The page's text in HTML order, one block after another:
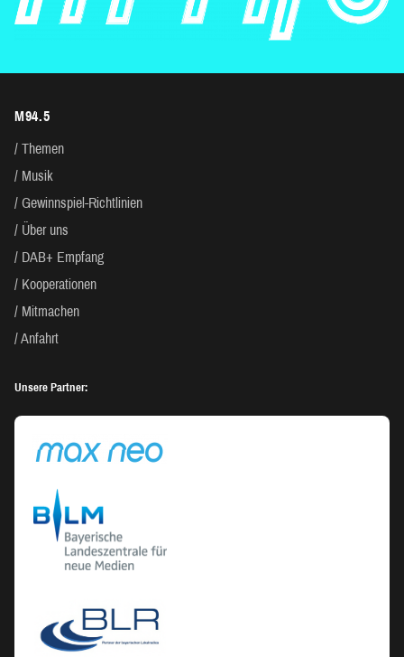
M94.5
Themen
Musik
Gewinnspiel-Richtlinien
Über uns
DAB+ Empfang
Kooperationen
Mitmachen
Anfahrt
Unsere Partner: